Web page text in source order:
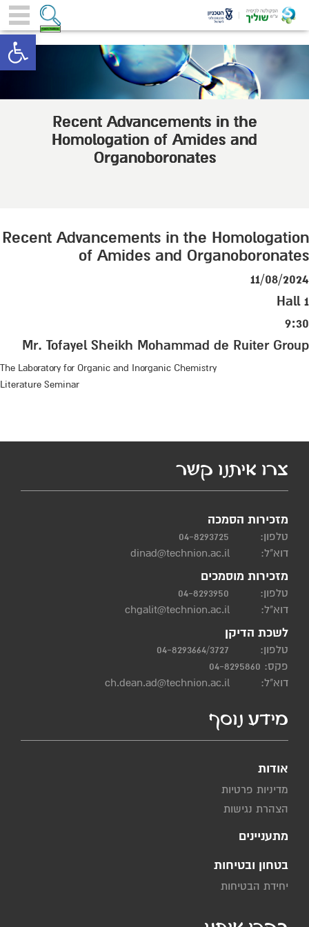
Recent Advancements in the
Homologation of Amides and
Organoboronates
Recent Advancements in the Homologation
of Amides and Organoboronates
11/08/2024
Hall 1
9:30
Mr. Tofayel Sheikh Mohammad de Ruiter Group
The Laboratory for Organic and Inorganic Chemistry
Literature Seminar
צרו איתנו קשר
מזכירות הסמכה
טלפון:
04-8293725
דוא"ל:
dinad@technion.ac.il
מזכירות מוסמכים
טלפון:
04-8293950
דוא"ל:
chgalit@technion.ac.il
לשכת הדיקן
טלפון:
04-8293664/3727
פקס: 04-8295860
דוא"ל:
ch.dean.ad@technion.ac.il
מידע נוסף
אודות
מדיניות פרטיות
הצהרת נגישות
מתעניינים
בטחון ובטיחות
יחידת הבטיחות